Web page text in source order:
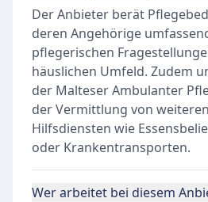
Der Anbieter berät
deren Angehörige
pflegerischen
häuslichen Umfeld. Zudem
der Malteser Ambulanter
der Vermittlung von weiteren
Hilfsdiensten wie
oder Krankentransporten.
Wer arbeitet bei diesem